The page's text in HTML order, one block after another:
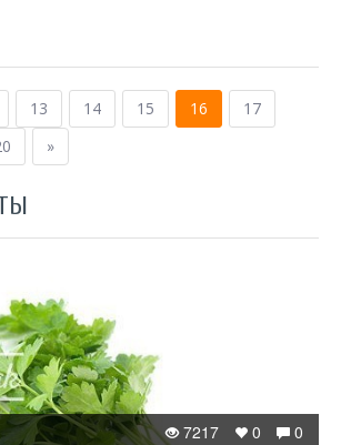
13 14 15 16
17
»
0
0
7217